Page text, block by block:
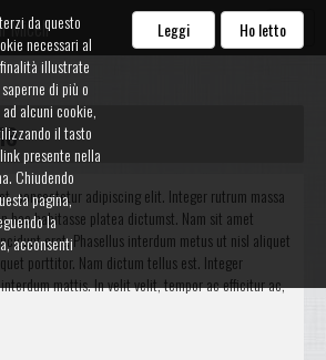
Miceli
consectetur adipiscing elit. Integer rutrum massa
hac habitasse platea dictumst. Nam sit amet
erat. Phasellus interdum metus ut nisl aliquet
porttitor. Nam dictum tellus est. Integer
mattis. In velit velit, tempor ac efficitur ac,
da questo
necessari al
illustrate
di più o
alcuni cookie,
il tasto
presente nella
Chiudendo
pagina,
la
acconsenti
Leggi Ho letto